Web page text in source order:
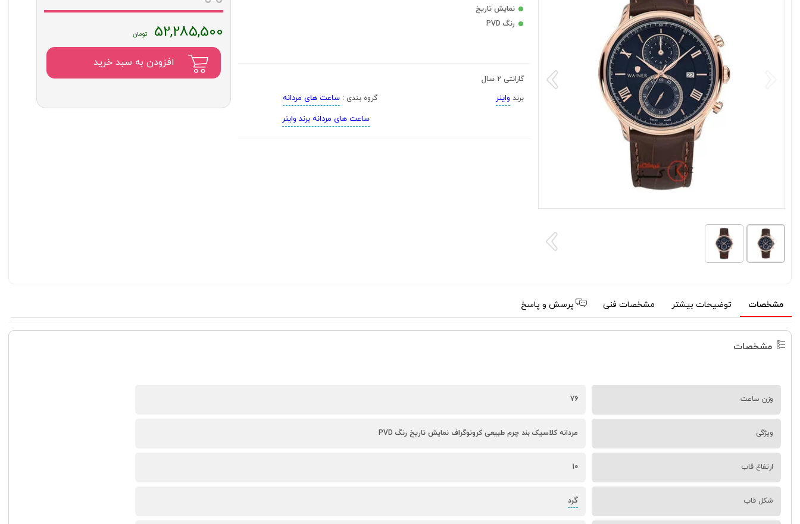
نمایش تاریخ
رنگ PVD
گارانتی 2 سال
برند واینر گروه بندی :ساعت های مردانه
ساعت های مردانه برند واینر
52,285,500
افزودن به سبد خرید
مشخصات توضیحات بیشتر مشخصات فنی پرسش و پاسخ
مشخصات
وزن ساعت 76
ویژگی مردانه کلاسیک بند چرم طبیعی کرونوگراف نمایش تاریخ رنگ PVD
ارتفاع قاب 10
شکل قاب گرد